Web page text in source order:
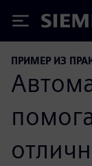
Siemens
ПРИМЕР ИЗ